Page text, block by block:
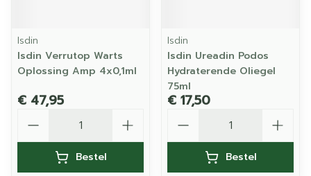
Isdin
Isdin Verrutop Warts
Oplossing Amp 4x0,1ml
€ 47,95
Bestel
Isdin
Isdin Ureadin Podos
Hydraterende Oliegel
75ml
€ 17,50
Bestel